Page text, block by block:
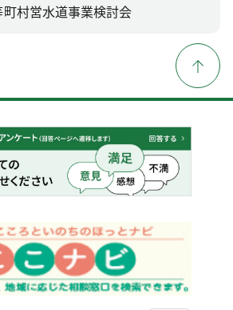
村営水道事業検討会